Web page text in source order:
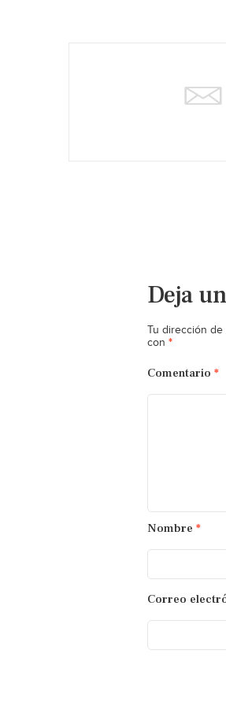
Deja
Tu dirección
con *
Comentario *
Nombre *
Correo